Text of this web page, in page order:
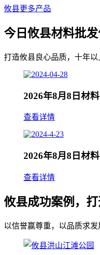
攸县更多产品
今日攸县材料批
打造攸县良心品质，十年以
2026年8月8日材
查看详情
2026年8月8日材
查看详情
攸县成功案例，
以信誉赢尊重，以品质求发